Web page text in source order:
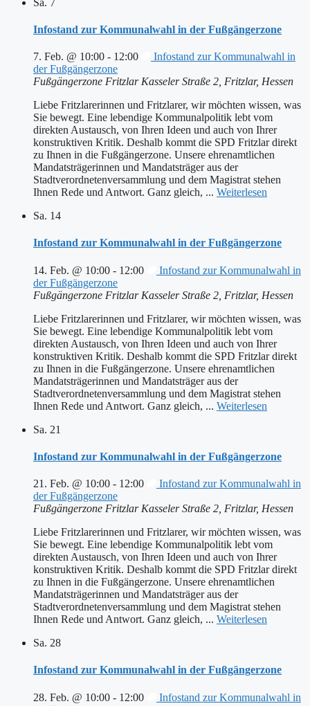
Infostand zur Kommunalwahl in der Fußgängerzone
7. Feb. @ 10:00 - 12:00
Infostand zur Kommunalwahl in
der Fußgängerzone
Fußgängerzone Fritzlar Kasseler Straße 2, Fritzlar, Hessen
Liebe Fritzlarerinnen und Fritzlarer, wir möchten wissen, was
Sie bewegt. Eine lebendige Kommunalpolitik lebt vom
direkten Austausch, von Ihren Ideen und auch von Ihrer
konstruktiven Kritik. Deshalb kommt die SPD Fritzlar direkt
zu Ihnen in die Fußgängerzone. Unsere ehrenamtlichen
Mandatsträgerinnen und Mandatsträger aus der
Stadtverordnetenversammlung und dem Magistrat stehen
Ihnen Rede und Antwort. Ganz gleich, ... Weiterlesen
Sa. 14
Infostand zur Kommunalwahl in der Fußgängerzone
14. Feb. @ 10:00 - 12:00
Infostand zur Kommunalwahl in
der Fußgängerzone
Fußgängerzone Fritzlar Kasseler Straße 2, Fritzlar, Hessen
Liebe Fritzlarerinnen und Fritzlarer, wir möchten wissen, was
Sie bewegt. Eine lebendige Kommunalpolitik lebt vom
direkten Austausch, von Ihren Ideen und auch von Ihrer
konstruktiven Kritik. Deshalb kommt die SPD Fritzlar direkt
zu Ihnen in die Fußgängerzone. Unsere ehrenamtlichen
Mandatsträgerinnen und Mandatsträger aus der
Stadtverordnetenversammlung und dem Magistrat stehen
Ihnen Rede und Antwort. Ganz gleich, ... Weiterlesen
Sa. 21
Infostand zur Kommunalwahl in der Fußgängerzone
21. Feb. @ 10:00 - 12:00
Infostand zur Kommunalwahl in
der Fußgängerzone
Fußgängerzone Fritzlar Kasseler Straße 2, Fritzlar, Hessen
Liebe Fritzlarerinnen und Fritzlarer, wir möchten wissen, was
Sie bewegt. Eine lebendige Kommunalpolitik lebt vom
direkten Austausch, von Ihren Ideen und auch von Ihrer
konstruktiven Kritik. Deshalb kommt die SPD Fritzlar direkt
zu Ihnen in die Fußgängerzone. Unsere ehrenamtlichen
Mandatsträgerinnen und Mandatsträger aus der
Stadtverordnetenversammlung und dem Magistrat stehen
Ihnen Rede und Antwort. Ganz gleich, ... Weiterlesen
Sa. 28
Infostand zur Kommunalwahl in der Fußgängerzone
28. Feb. @ 10:00 - 12:00
Infostand zur Kommunalwahl in